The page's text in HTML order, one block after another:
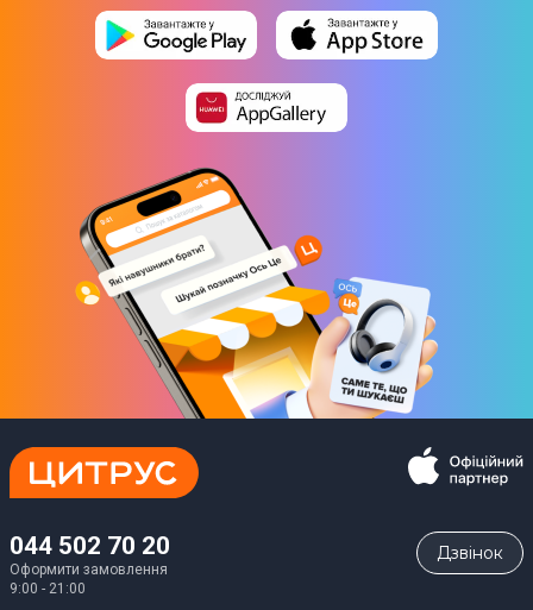
044 502 70 20
Оформити замовлення
9:00 - 21:00
Дзвiнок